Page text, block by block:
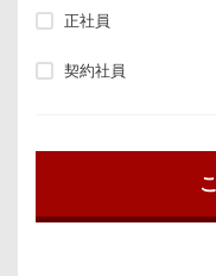
正社員
契約社員